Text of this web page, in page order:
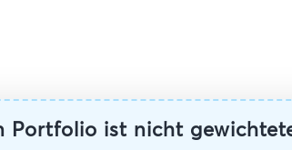
Portfolio ist nicht